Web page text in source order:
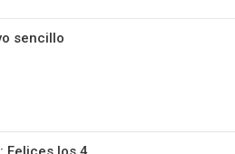
sencillo